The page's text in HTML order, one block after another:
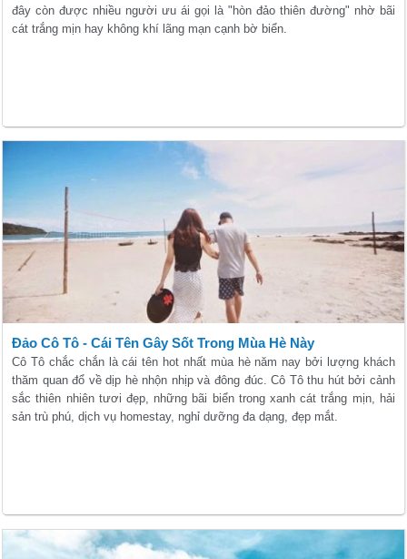
đây còn được nhiều người ưu ái gọi là "hòn đảo thiên đường" nhờ bãi
cát trắng mịn hay không khí lãng mạn cạnh bờ biển.
Đảo Cô Tô - Cái Tên Gây Sốt Trong Mùa Hè Này
Cô Tô chắc chắn là cái tên hot nhất mùa hè năm nay bởi lượng khách
thăm quan đổ về dịp hè nhộn nhịp và đông đúc. Cô Tô thu hút bởi cảnh
sắc thiên nhiên tươi đẹp, những bãi biển trong xanh cát trắng mịn, hải
sản trù phú, dịch vụ homestay, nghỉ dưỡng đa dạng, đẹp mắt.